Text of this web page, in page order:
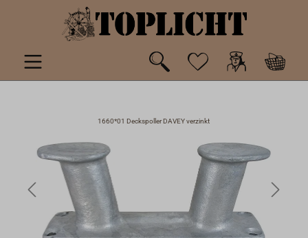
springen
1660*01 Deckspoller DAVEY verzinkt